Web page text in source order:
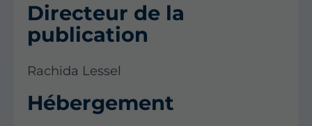
Directeur de la
publication
Rachida Lessel
Hébergement